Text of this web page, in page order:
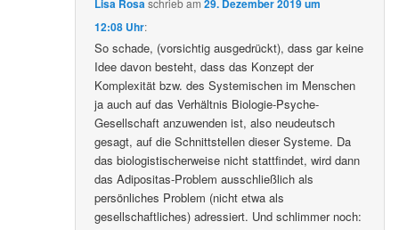
Lisa Rosaschriebam29. Dezember 2019 um
12:08 Uhr:
So schade, (vorsichtig ausgedrückt), dass gar keine
Idee davon besteht, dass das Konzept der
Komplexität bzw. des Systemischen im Menschen
ja auch auf das Verhältnis Biologie-Psyche-
Gesellschaft anzuwenden ist, also neudeutsch
gesagt, auf die Schnittstellen dieser Systeme. Da
das biologistischerweise nicht stattfindet, wird dann
das Adipositas-Problem ausschließlich als
persönliches Problem (nicht etwa als
gesellschaftliches) adressiert. Und schlimmer noch: